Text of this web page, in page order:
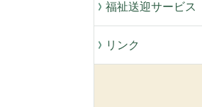
福祉送迎サービス
リンク